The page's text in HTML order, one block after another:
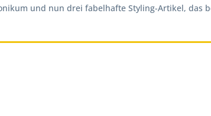
und nun drei fabelhafte Styling-Artikel, das